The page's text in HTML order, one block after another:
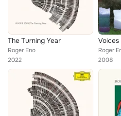
The Turning Year
Roger Eno
2022
Voices
Roger
2008